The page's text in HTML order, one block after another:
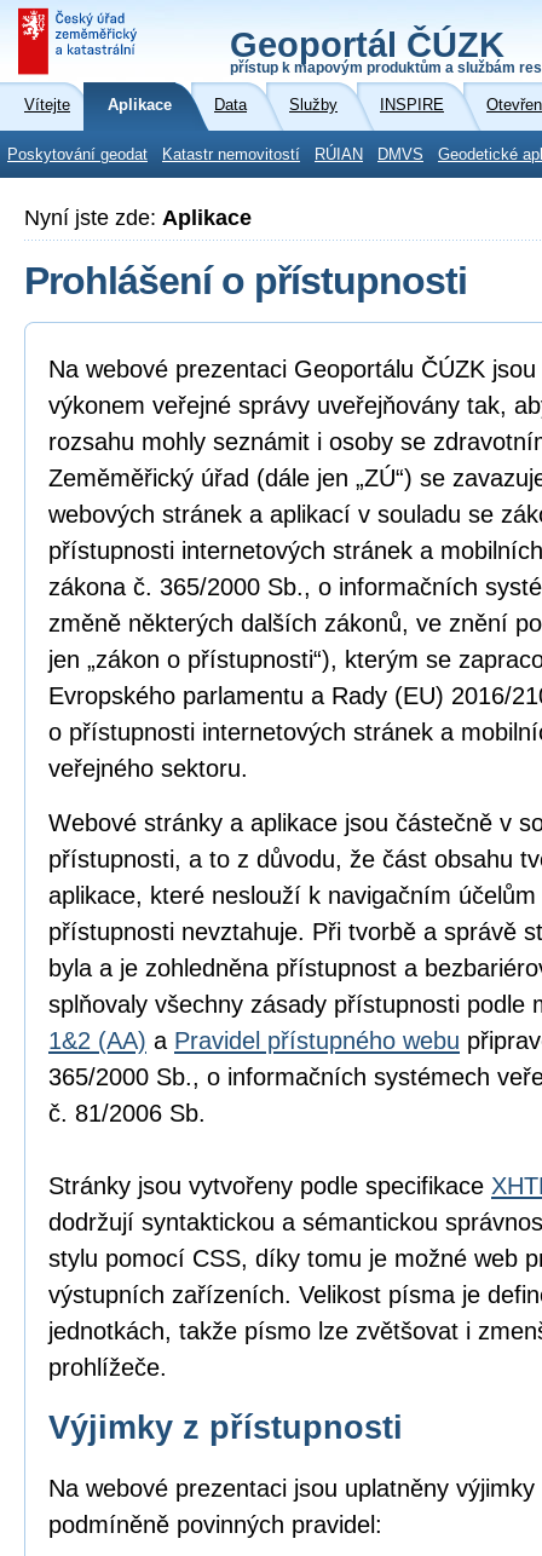
Geoportál ČÚZK
přístup k mapovým produktům a službám
Vítejte Aplikace Data Služby INSPIRE
Poskytování geodat Katastr nemovitostí RÚIAN DMVS Geodetické
Nyní jste zde: Aplikace
Prohlášení o přístupnosti
Na webové prezentaci Geoportálu ČÚZK
výkonem veřejné správy uveřejňovány tak,
rozsahu mohly seznámit i osoby se
Zeměměřický úřad (dále jen „ZÚ“) se
webových stránek a aplikací v souladu se
přístupnosti internetových stránek a
zákona č. 365/2000 Sb., o informačních
změně některých dalších zákonů, ve znění
jen „zákon o přístupnosti“), kterým se
Evropského parlamentu a Rady (EU) 2016/
o přístupnosti internetových stránek a
veřejného sektoru.
Webové stránky a aplikace jsou částečně v
přístupnosti, a to z důvodu, že část obsahu
aplikace, které neslouží k navigačním
přístupnosti nevztahuje. Při tvorbě a správě
byla a je zohledněna přístupnost a
splňovaly všechny zásady přístupnosti podle
1&2 (AA) a Pravidel přístupného webu
365/2000 Sb., o informačních systémech
č. 81/2006 Sb.
Stránky jsou vytvořeny podle specifikace
dodržují syntaktickou a sémantickou
stylu pomocí CSS, díky tomu je možné web
výstupních zařízeních. Velikost písma je
jednotkách, takže písmo lze zvětšovat i
prohlížeče.
Výjimky z přístupnosti
Na webové prezentaci jsou uplatněny
podmíněně povinných pravidel: